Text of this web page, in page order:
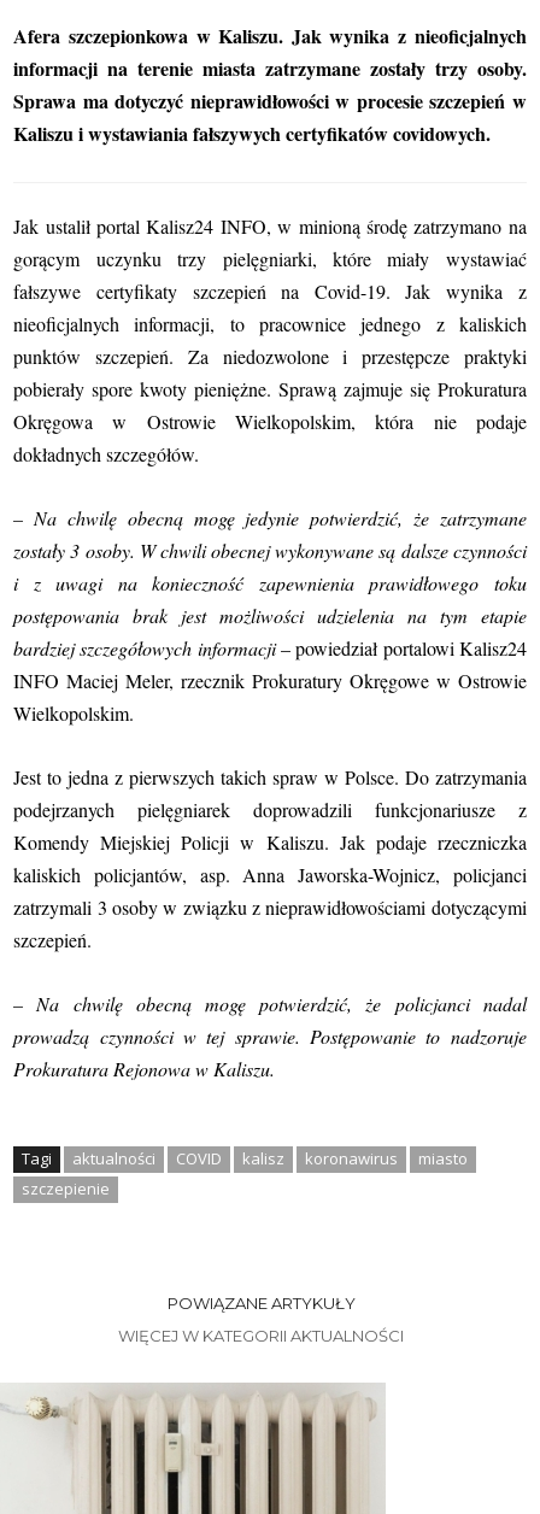
Afera szczepionkowa w Kaliszu. Jak wynika z nieoficjalnych
informacji na terenie miasta zatrzymane zostały trzy osoby.
Sprawa ma dotyczyć nieprawidłowości w procesie szczepień w
Kaliszu i wystawiania fałszywych certyfikatów covidowych.
Jak ustalił portal Kalisz24 INFO, w minioną środę zatrzymano na
gorącym uczynku trzy pielęgniarki, które miały wystawiać
fałszywe certyfikaty szczepień na Covid-19. Jak wynika z
nieoficjalnych informacji, to pracownice jednego z kaliskich
punktów szczepień. Za niedozwolone i przestępcze praktyki
pobierały spore kwoty pieniężne. Sprawą zajmuje się Prokuratura
Okręgowa w Ostrowie Wielkopolskim, która nie podaje
dokładnych szczegółów.
– Na chwilę obecną mogę jedynie potwierdzić, że zatrzymane
zostały 3 osoby. W chwili obecnej wykonywane są dalsze czynności
i z uwagi na konieczność zapewnienia prawidłowego toku
postępowania brak jest możliwości udzielenia na tym etapie
bardziej szczegółowych informacji– powiedział portalowi Kalisz24
INFO Maciej Meler, rzecznik Prokuratury Okręgowe w Ostrowie
Wielkopolskim.
Jest to jedna z pierwszych takich spraw w Polsce. Do zatrzymania
podejrzanych pielęgniarek doprowadzili funkcjonariusze z
Komendy Miejskiej Policji w Kaliszu. Jak podaje rzeczniczka
kaliskich policjantów, asp. Anna Jaworska-Wojnicz, policjanci
zatrzymali 3 osoby w związku z nieprawidłowościami dotyczącymi
szczepień.
– Na chwilę obecną mogę potwierdzić, że policjanci nadal
prowadzą czynności w tej sprawie. Postępowanie to nadzoruje
Prokuratura Rejonowa w Kaliszu.
Tagi aktualności COVID kalisz koronawirus
miasto
szczepienie
POWIĄZANE ARTYKUŁY
WIĘCEJ W KATEGORII AKTUALNOŚCI